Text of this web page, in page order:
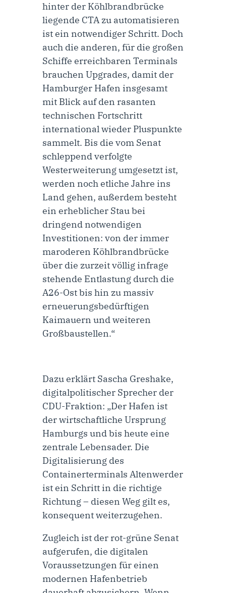
hinter der Köhlbrandbrücke
liegende CTA zu automatisieren
ist ein notwendiger Schritt. Doch
auch die anderen, für die großen
Schiffe erreichbaren Terminals
brauchen Upgrades, damit der
Hamburger Hafen insgesamt
mit Blick auf den rasanten
technischen Fortschritt
international wieder Pluspunkte
sammelt. Bis die vom Senat
schleppend verfolgte
Westerweiterung umgesetzt ist,
werden noch etliche Jahre ins
Land gehen, außerdem besteht
ein erheblicher Stau bei
dringend notwendigen
Investitionen: von der immer
maroderen Köhlbrandbrücke
über die zurzeit völlig infrage
stehende Entlastung durch die
A26-Ost bis hin zu massiv
erneuerungsbedürftigen
Kaimauern und weiteren
Großbaustellen.“
Dazu erklärt Sascha Greshake,
digitalpolitischer Sprecher der
CDU-Fraktion: „Der Hafen ist
der wirtschaftliche Ursprung
Hamburgs und bis heute eine
zentrale Lebensader. Die
Digitalisierung des
Containerterminals Altenwerder
ist ein Schritt in die richtige
Richtung – diesen Weg gilt es,
konsequent weiterzugehen.
Zugleich ist der rot-grüne Senat
aufgerufen, die digitalen
Voraussetzungen für einen
modernen Hafenbetrieb